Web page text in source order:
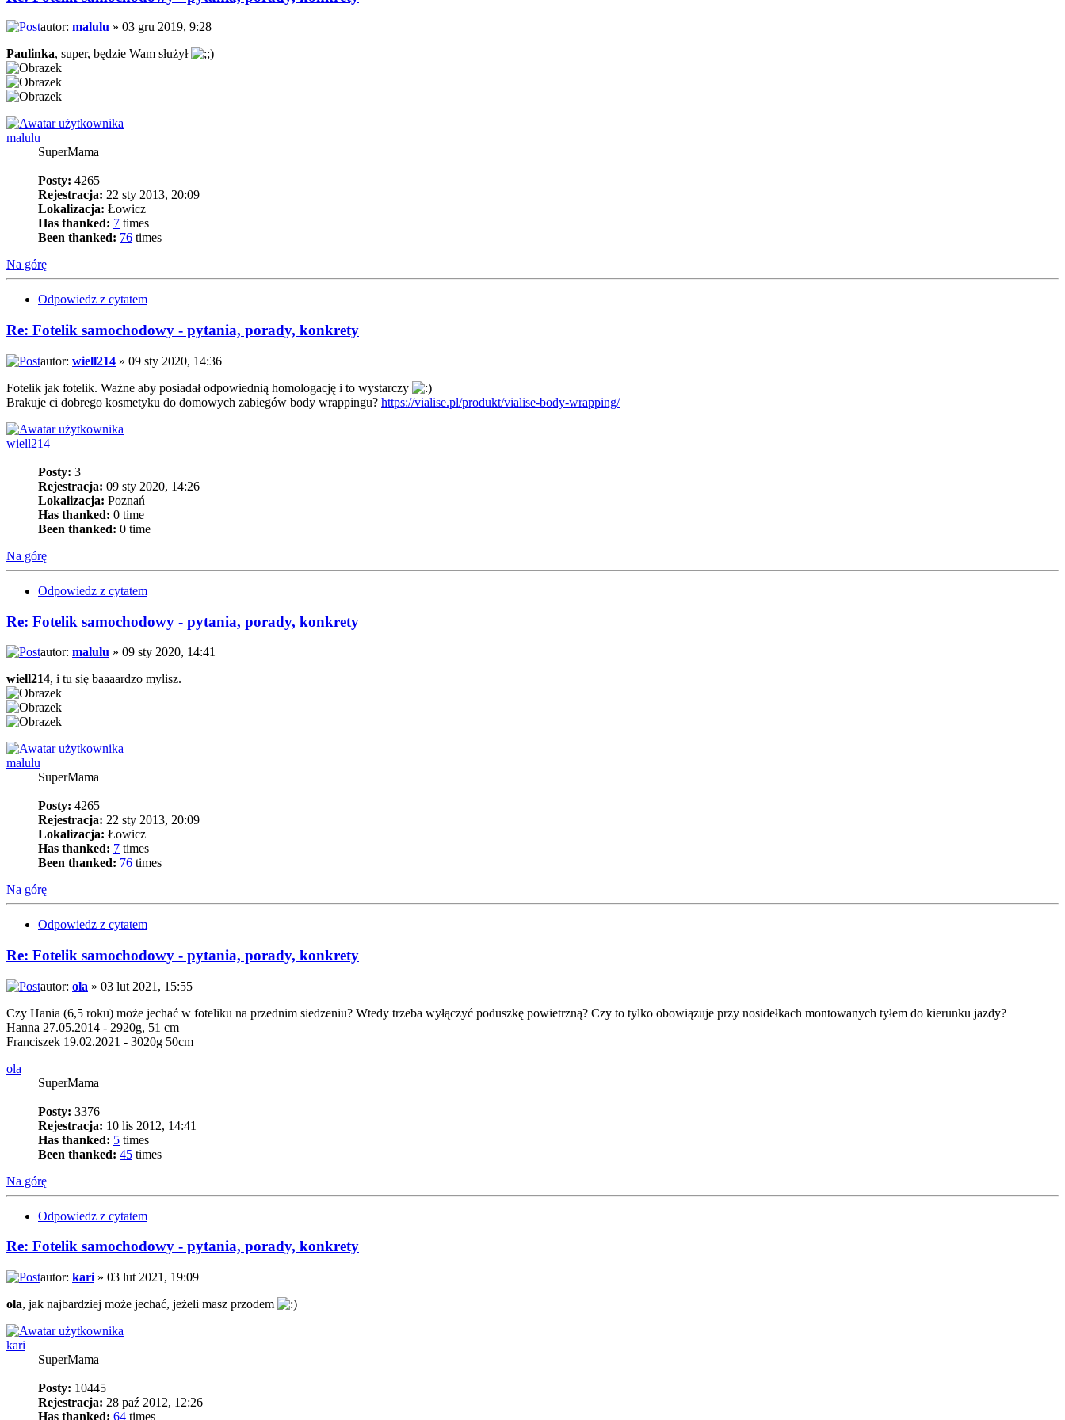
autor: malulu » 03 gru 2019, 9:28
Paulinka, super, będzie Wam służył
malulu
SuperMama
Posty: 4265
Rejestracja: 22 sty 2013, 20:09
Lokalizacja: Łowicz
Has thanked: 7 times
Been thanked: 76 times
Na górę
Odpowiedz z cytatem
Re: Fotelik samochodowy - pytania, porady, konkrety
autor: wiell214 » 09 sty 2020, 14:36
Fotelik jak fotelik. Ważne aby posiadał odpowiednią homologację i to wystarczy
Brakuje ci dobrego kosmetyku do domowych zabiegów body wrappingu? https://vialise.pl/produkt/vialise-body-wrapping/
wiell214
Posty: 3
Rejestracja: 09 sty 2020, 14:26
Lokalizacja: Poznań
Has thanked: 0 time
Been thanked: 0 time
Na górę
Odpowiedz z cytatem
Re: Fotelik samochodowy - pytania, porady, konkrety
autor: malulu » 09 sty 2020, 14:41
wiell214, i tu się baaaardzo mylisz.
malulu
SuperMama
Posty: 4265
Rejestracja: 22 sty 2013, 20:09
Lokalizacja: Łowicz
Has thanked: 7 times
Been thanked: 76 times
Na górę
Odpowiedz z cytatem
Re: Fotelik samochodowy - pytania, porady, konkrety
autor: ola » 03 lut 2021, 15:55
Czy Hania (6,5 roku) może jechać w foteliku na przednim siedzeniu? Wtedy trzeba wyłączyć poduszkę powietrzną? Czy to tylko obowiązuje przy nosidełkach montowanych tyłem do kierunku jazdy?
Hanna 27.05.2014 - 2920g, 51 cm
Franciszek 19.02.2021 - 3020g 50cm
ola
SuperMama
Posty: 3376
Rejestracja: 10 lis 2012, 14:41
Has thanked: 5 times
Been thanked: 45 times
Na górę
Odpowiedz z cytatem
Re: Fotelik samochodowy - pytania, porady, konkrety
autor: kari » 03 lut 2021, 19:09
ola, jak najbardziej może jechać, jeżeli masz przodem
kari
SuperMama
Posty: 10445
Rejestracja: 28 paź 2012, 12:26
Has thanked: 64 times